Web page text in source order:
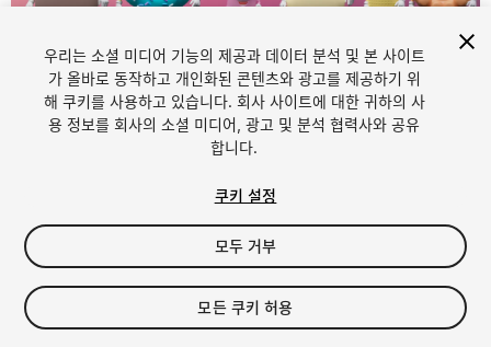
1/9
$49
세금/부가세는 결제 시 반영됩니다.
우리는 소셜 미디어 기능의 제공과 데이터 분석 및 본 사이트
가 올바로 동작하고 개인화된 콘텐츠와 광고를 제공하기 위
해 쿠키를 사용하고 있습니다. 회사 사이트에 대한 귀하의 사
용 정보를 회사의 소셜 미디어, 광고 및 분석 협력사와 공유
합니다.
쿠키 설정
모두 거부
모든 쿠키 허용